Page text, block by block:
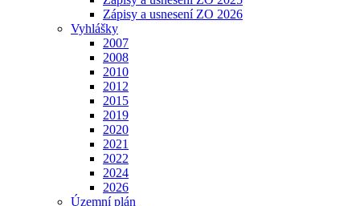
Zápisy a usnesení ZO 2026
Vyhlášky
2007
2008
2010
2012
2015
2019
2020
2021
2022
2024
2026
Územní plán